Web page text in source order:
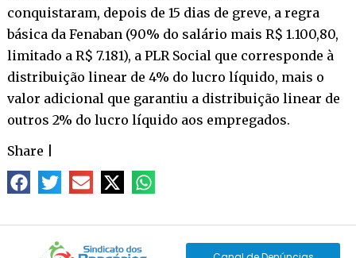
conquistaram, depois de 15 dias de greve, a regra
básica da Fenaban (90% do salário mais R$ 1.100,80,
limitado a R$ 7.181), a PLR Social que corresponde à
distribuição linear de 4% do lucro líquido, mais o
valor adicional que garantiu a distribuição linear de
outros 2% do lucro líquido aos empregados.
Share